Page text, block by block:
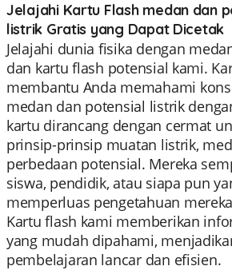
Jelajahi Kartu Flash medan dan
listrik Gratis yang Dapat Dicetak
Jelajahi dunia fisika dengan
dan kartu flash potensial kami.
membantu Anda memahami
medan dan potensial listrik
kartu dirancang dengan cermat
prinsip-prinsip muatan listrik,
perbedaan potensial. Mereka
siswa, pendidik, atau siapa pun
memperluas pengetahuan
Kartu flash kami memberikan
yang mudah dipahami,
pembelajaran lancar dan efisien.